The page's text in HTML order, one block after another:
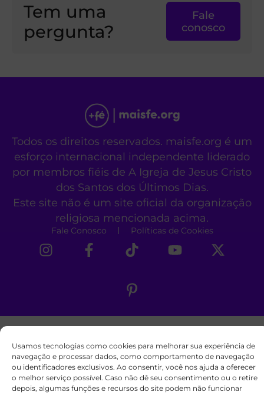
Usamos tecnologias como cookies para melhorar sua experiência de
navegação e processar dados, como comportamento de navegação
ou identificadores exclusivos. Ao consentir, você nos ajuda a oferecer
o melhor serviço possível. Caso não dê seu consentimento ou o retire
depois, algumas funções e recursos do site podem não funcionar
Tem uma
pergunta?
Fale
conosco
Todos os direitos reservados. maisfe.org é um
esforço internacional independente liderado
por membros fiéis de A Igreja de Jesus Cristo
dos Santos dos Últimos Dias.
Este site não é um site oficial da organização
religiosa mencionada acima.
Fale Conosco Políticas de Cookies